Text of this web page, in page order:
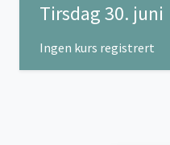
Tirsdag 30. juni
Ingen kurs registrert